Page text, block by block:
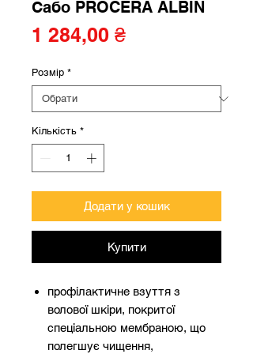
Сабо PROCERA ALBIN
1 284,00 ₴Ціна
Розмір *
Кількість *
Додати у кошик
Купити
профілактичне взуття з
волової шкіри, покритої
спеціальною мембраною, що
полегшує чищення,